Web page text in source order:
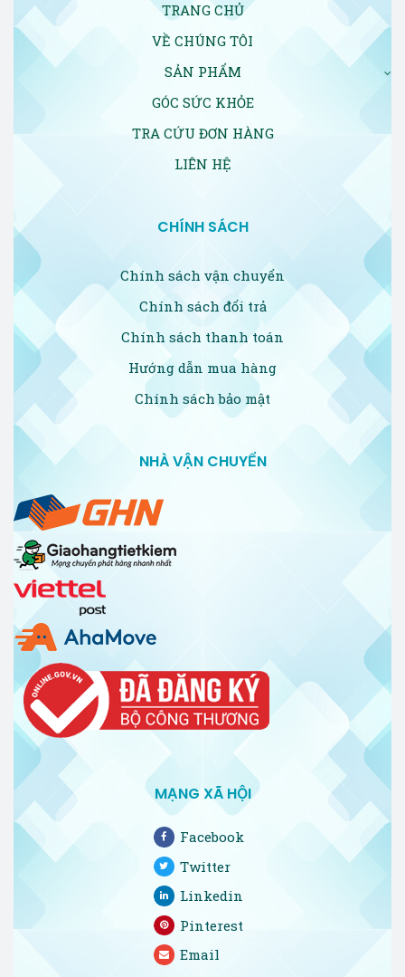
TRANG CHỦ
VỀ CHÚNG TÔI
SẢN PHẨM
GÓC SỨC KHỎE
TRA CỨU ĐƠN HÀNG
LIÊN HỆ
CHÍNH SÁCH
Chính sách vận chuyển
Chính sách đổi trả
Chính sách thanh toán
Hướng dẫn mua hàng
Chính sách bảo mật
NHÀ VẬN CHUYỂN
MẠNG XÃ HỘI
Facebook
Twitter
Linkedin
Pinterest
Email